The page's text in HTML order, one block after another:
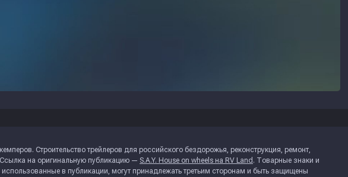
Строительство трейлеров для российского бездорожья, реконструкция, ремонт,
на оригинальную публикацию — S.A.Y. House on wheels на RV Land . Товарные знаки и
в публикации, могут принадлежать третьим сторонам и быть защищены